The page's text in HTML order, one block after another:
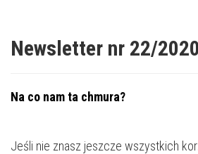
Newsletter nr 22/2020
Na co nam ta chmura?
Jeśli nie znasz jeszcze wszystkich